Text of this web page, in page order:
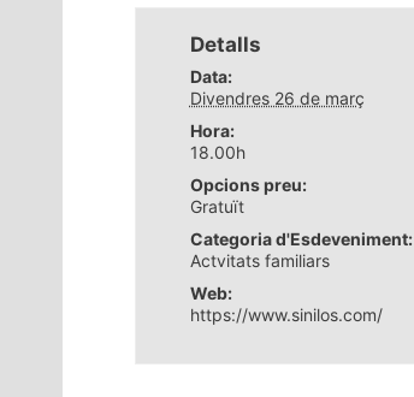
Detalls
Data:
Divendres 26 de març
Hora:
18.00h
Opcions preu:
Gratuït
Categoria d'Esdeveniment:
Actvitats familiars
Web:
https://www.sinilos.com/